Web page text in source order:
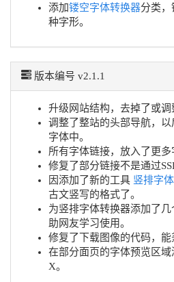
添加镂空字体转换器分类，
种字形。
版本编号 v2.1.1
升级网站结构，去掉了或调
调整了整站的头部导航，
字体中。
所有字体链接，放入了更多
修复了部分链接不是通过
因添加了新的工具 竖排字
古文竖写的格式了。
为竖排字体转换器添加了
助网友学习使用。
修复了下载图像的代码，能
在部分面页的字体预览区
X。